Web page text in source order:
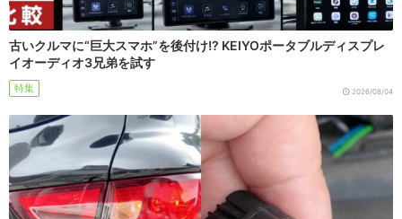
古いクルマに“巨大スマホ”を後付け!? KEIYOポータブルディスプレ
イオーディオ3兄弟を試す
特集 2026/08/04